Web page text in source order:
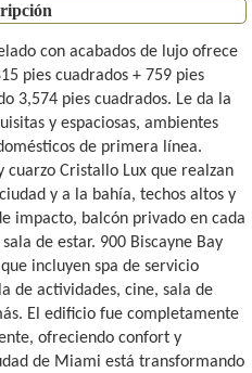
con acabados de lujo ofrece
pies cuadrados + 759 pies
3,574 pies cuadrados. Le da la
y espaciosas, ambientes
de primera línea.
cuarzo Cristallo Lux que realzan
y a la bahía, techos altos y
impacto, balcón privado en cada
de estar. 900 Biscayne Bay
incluyen spa de servicio
de actividades, cine, sala de
El edificio fue completamente
ofreciendo confort y
de Miami está transformando